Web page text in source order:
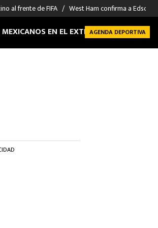
al frente de FIFA West Ham confirma a Edson
MEXICANOS EN EL EXTRANJERO FUTBOL
AGENDA DEPORTIVA